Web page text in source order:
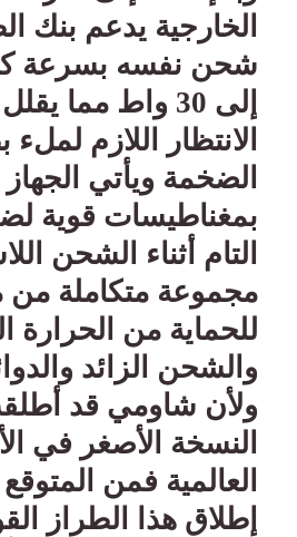
الخارجية يدعم بنك
شحن نفسه بسرعة
إلى 30 واط مما
الانتظار اللازم لملء
الضخمة ويأتي الجهاز
بمغناطيسات قوية
التام أثناء الشحن
مجموعة متكاملة من
للحماية من الحرارة
والشحن الزائد
ولأن شاومي قد
النسخة الأصغر في
العالمية فمن
إطلاق هذا الطراز